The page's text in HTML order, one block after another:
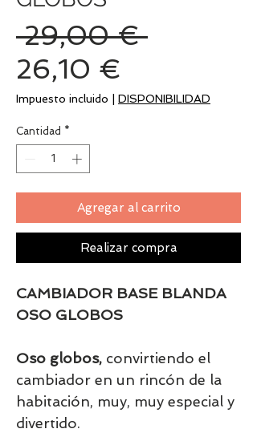
29,00 € Precio
26,10 €
de
Impuesto incluido DISPONIBILIDAD
Cantidad *
Agregar al carrito
Realizar compra
CAMBIADOR BASE BLANDA
OSO GLOBOS
Oso globos, convirtiendo el
cambiador en un rincón de la
habitación, muy, muy especial y
divertido.